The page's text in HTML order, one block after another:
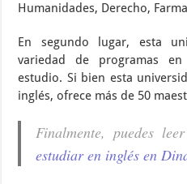
Humanidades, Derecho,
En segundo lugar, esta
variedad de programas
estudio. Si bien esta
inglés, ofrece más de 50
Finalmente, puedes
estudiar en inglés en